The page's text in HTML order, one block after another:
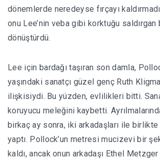
dönemlerde neredeyse fırçayı
onu Lee’nin veba gibi korktuğu saldırgan
dönüştürdü.
Lee için bardağı taşıran son damla,
yaşındaki sanatçı güzel genç Ruth
ilişkisiydi. Bu yüzden, evlilikleri bitti.
koruyucu meleğini kaybetti.
birkaç ay sonra, iki arkadaşları ile birlikte
yaptı. Pollock’un metresi mucizevi bir
kaldı, ancak onun arkadaşı Ethel